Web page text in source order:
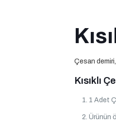
Çesan
Kısıklı
1 Adet
Ürünün